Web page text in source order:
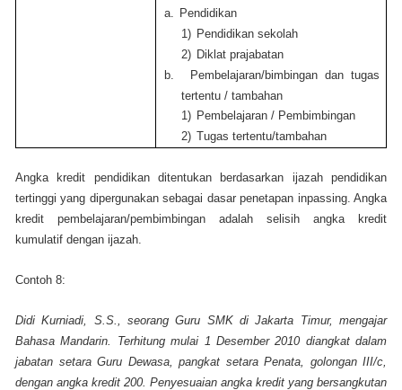
a.
Pendidikan
1) Pendidikan sekolah
2) Diklat prajabatan
b.
Pembelajaran/bimbingan dan tugas
tertentu / tambahan
1) Pembelajaran / Pembimbingan
2) Tugas tertentu/tambahan
Angka kredit pendidikan ditentukan berdasarkan ijazah pendidikan
tertinggi yang dipergunakan sebagai dasar penetapan inpassing. Angka
kredit pembelajaran/pembimbingan adalah selisih angka kredit
kumulatif dengan ijazah.
Contoh 8:
Didi Kurniadi, S.S., seorang Guru SMK di Jakarta Timur, mengajar
Bahasa Mandarin. Terhitung mulai 1 Desember 2010 diangkat dalam
jabatan setara Guru Dewasa, pangkat setara Penata, golongan III/c,
dengan angka kredit 200. Penyesuaian angka kredit yang bersangkutan